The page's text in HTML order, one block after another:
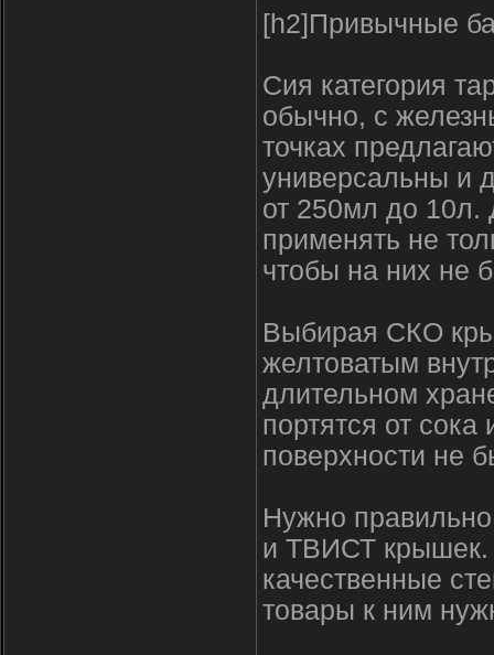
[h2]Привычные
Сия категория
обычно, с
точках
универсальны и
от 250мл до 10л.
применять не
чтобы на них не
Выбирая СКО
желтоватым
длительном
портятся от
поверхности не
Нужно правильно
и ТВИСТ крышек.
качественные
товары к ним